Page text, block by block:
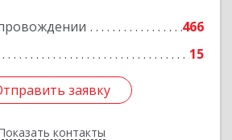
466
15
заявку
контакты
Подробнее
заявку
Назад